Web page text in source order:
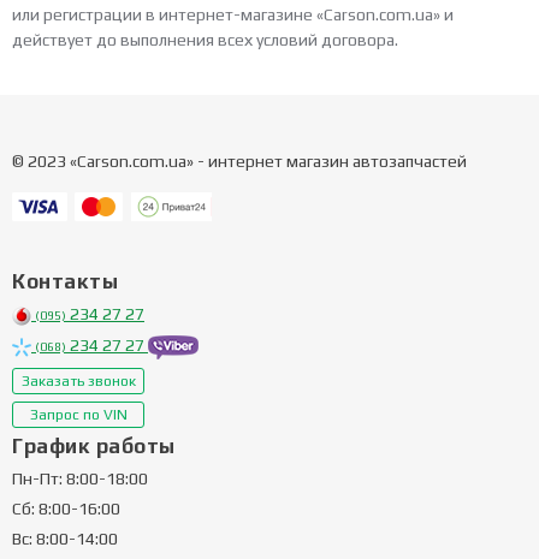
или регистрации в интернет-магазине «Carson.com.ua» и
действует до выполнения всех условий договора.
© 2023 «Carson.com.ua» - интернет магазин автозапчастей
Контакты
(095) 234 27 27
(068) 234 27 27
Заказать звонок
Запрос по VIN
График работы
Пн-Пт: 8:00-18:00
Сб: 8:00-16:00
Вс: 8:00-14:00